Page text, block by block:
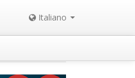
Italiano